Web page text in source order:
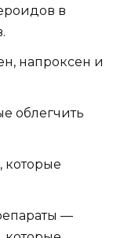
в
напроксен и
облегчить
которые
—